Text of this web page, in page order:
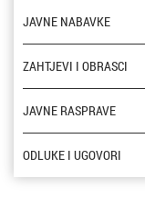
JAVNE NABAVKE
ZAHTJEVI I OBRASCI
JAVNE RASPRAVE
ODLUKE I UGOVORI